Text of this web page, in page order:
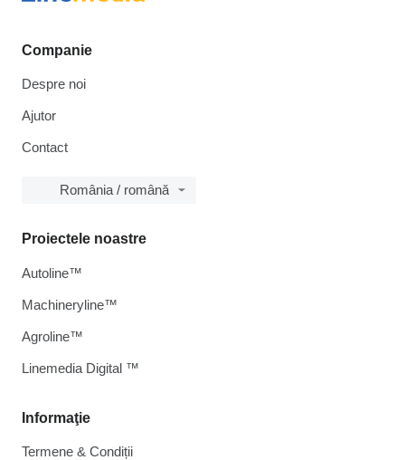
Companie
Despre noi
Ajutor
Contact
România / română
Informaţie
Termene & Condiții
Proiectele noastre
Autoline™
Machineryline™
Agroline™
Linemedia Digital ™